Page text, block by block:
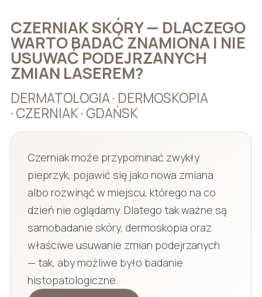
CZERNIAK SKÓRY — DLACZEGO
WARTO BADAĆ ZNAMIONA I NIE
USUWAĆ PODEJRZANYCH
ZMIAN LASEREM?
DERMATOLOGIA · DERMOSKOPIA
· CZERNIAK · GDAŃSK
Czerniak może przypominać zwykły
pieprzyk, pojawić się jako nowa zmiana
albo rozwinąć w miejscu, którego na co
dzień nie oglądamy. Dlatego tak ważne są
samobadanie skóry, dermoskopia oraz
właściwe usuwanie zmian podejrzanych
— tak, aby możliwe było badanie
histopatologiczne.